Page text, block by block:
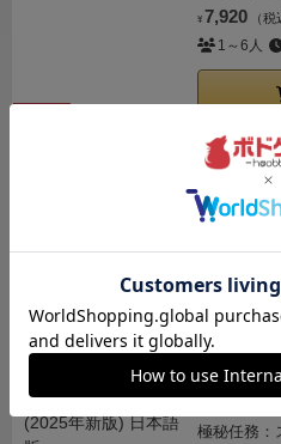
6APはそうそう使え
を間違えなければ起
るための下準備が必
「凝視」で上家から
しないところだけは
ていると計算間違いを
初はナイフ（弾幕の
をもって開始。APを
2行にある弾丸1つを
にある弾丸1つを削除
ンを増やしていける。
加。星弾を消すと
の弾丸を入れ替えるこ
も2APで弾丸を排除。
¥ 7,920 （税
1～6人
おばけキ
可愛い木の
ピード勝負
¥ 2,500（税
2～8人
コード
極秘任務：